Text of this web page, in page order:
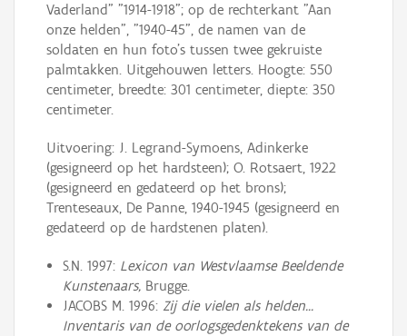
Vaderland" "1914-1918"; op de rechterkant "Aan
onze helden", "1940-45", de namen van de
soldaten en hun foto's tussen twee gekruiste
palmtakken. Uitgehouwen letters. Hoogte: 550
centimeter, breedte: 301 centimeter, diepte: 350
centimeter.
Uitvoering: J. Legrand-Symoens, Adinkerke
(gesigneerd op het hardsteen); O. Rotsaert, 1922
(gesigneerd en gedateerd op het brons);
Trenteseaux, De Panne, 1940-1945 (gesigneerd en
gedateerd op de hardstenen platen).
S.N. 1997: Lexicon van Westvlaamse Beeldende
Kunstenaars,Brugge.
JACOBS M. 1996: Zij die vielen als helden...
Inventaris van de oorlogsgedenktekens van de